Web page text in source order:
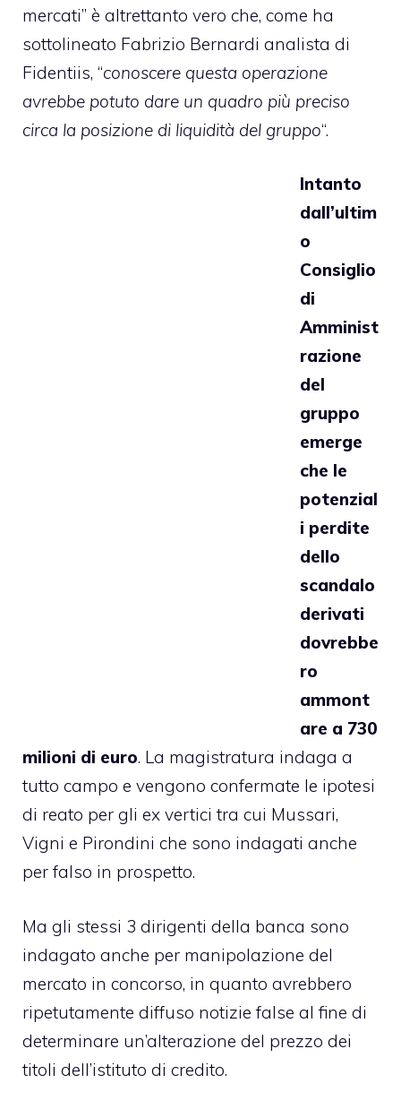
mercati” è altrettanto vero che, come ha
sottolineato Fabrizio Bernardi analista di
Fidentiis, “conoscere questa operazione
avrebbe potuto dare un quadro più preciso
circa la posizione di liquidità del gruppo“.
Intanto
dall’ultim
o
Consiglio
di
Amminist
razione
del
gruppo
emerge
che le
potenzial
i perdite
dello
scandalo
derivati
dovrebbe
ro
ammont
are a 730
milioni di euro. La magistratura indaga a
tutto campo e vengono confermate le ipotesi
di reato per gli ex vertici tra cui Mussari,
Vigni e Pirondini che sono indagati anche
per falso in prospetto.
Ma gli stessi 3 dirigenti della banca sono
indagato anche per manipolazione del
mercato in concorso, in quanto avrebbero
ripetutamente diffuso notizie false al fine di
determinare un’alterazione del prezzo dei
titoli dell’istituto di credito.